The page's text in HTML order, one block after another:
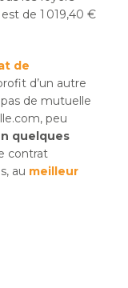
de 1 019,40 €
de
d’un autre
de mutuelle
peu
quelques
contrat
au meilleur